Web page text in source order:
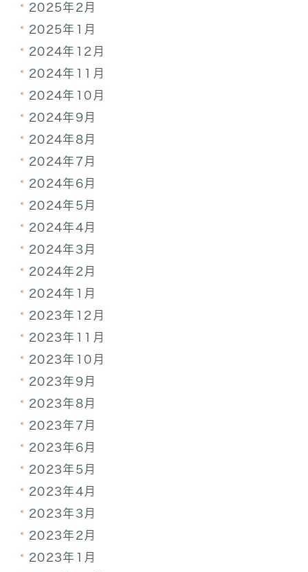
2025年2月
2025年1月
2024年12月
2024年11月
2024年10月
2024年9月
2024年8月
2024年7月
2024年6月
2024年5月
2024年4月
2024年3月
2024年2月
2024年1月
2023年12月
2023年11月
2023年10月
2023年9月
2023年8月
2023年7月
2023年6月
2023年5月
2023年4月
2023年3月
2023年2月
2023年1月